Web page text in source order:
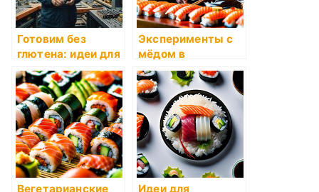
Готовим без
глютена: идеи для
рецептов
Эксперименты с
мёдом в
кулинарии
Вегетарианские Идеи для